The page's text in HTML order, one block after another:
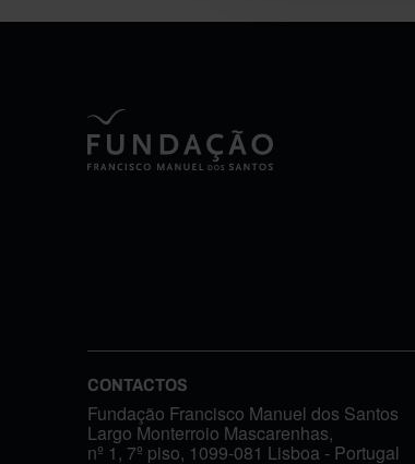
CONTACTOS
Fundação Francisco Manuel dos Santos
Largo Monterroio Mascarenhas,
nº 1, 7º piso, 1099-081 Lisboa - Portugal